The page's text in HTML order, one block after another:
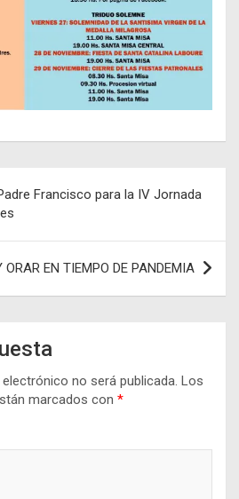
Francisco para la IV Jornada
ORAR EN TIEMPO DE PANDEMIA
no será publicada. Los
marcados con *